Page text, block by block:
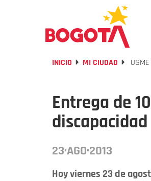
INICIO MI CIUDAD USME
Entrega de
23·AGO·2013
Hoy viernes 23 de